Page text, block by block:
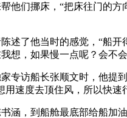
他们挪床，“把床往门的方
了他当时的感觉，“船开得
想，如果慢一点呢？会不
访船长张顺文时，他提到
用速度去顶住风，所以快速
，到船舱最底部给船加油